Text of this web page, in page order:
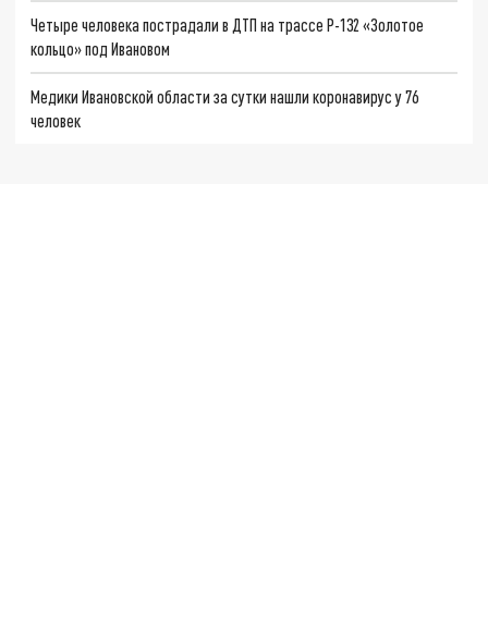
Четыре человека пострадали в ДТП на трассе Р-132 «Золотое
кольцо» под Ивановом
Медики Ивановской области за сутки нашли коронавирус у 76
человек